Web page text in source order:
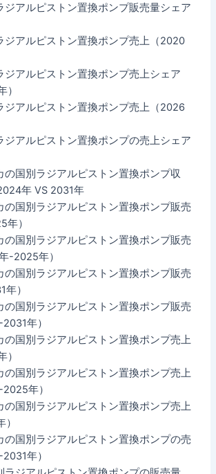
ジアルピストン置換ポンプ販売量シェア
ジアルピストン置換ポンプ売上（2020
ジアルピストン置換ポンプ売上シェア
）
ジアルピストン置換ポンプ売上（2026
ジアルピストン置換ポンプの売上シェア
の国別ラジアルピストン置換ポンプ収
年 VS 2031年
の国別ラジアルピストン置換ポンプ販売
）
の国別ラジアルピストン置換ポンプ販売
-2025年）
の国別ラジアルピストン置換ポンプ販売
）
の国別ラジアルピストン置換ポンプ販売
年）
の国別ラジアルピストン置換ポンプ売上
）
の国別ラジアルピストン置換ポンプ売上
年）
の国別ラジアルピストン置換ポンプ売上
の国別ラジアルピストン置換ポンプの売
年）